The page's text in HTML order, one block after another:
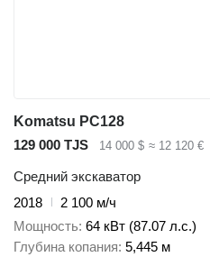
Komatsu PC128
129 000 TJS
14 000 $ ≈ 12 120 €
Средний экскаватор
2018
2 100 м/ч
Мощность 64 кВт (87.07 л.с.)
Глубина копания 5,445 м